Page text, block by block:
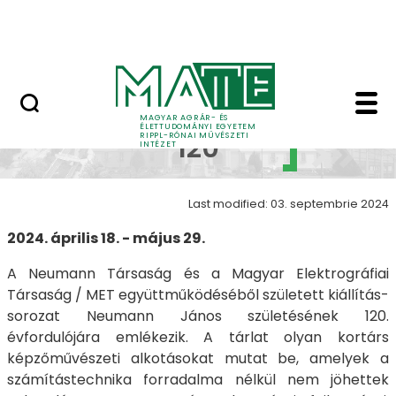
MAGYAR AGRÁR- ÉS
ÉLETTUDOMÁNYI EGYETEM
RIPPL-RÓNAI MŰVÉSZETI
INTÉZET
Neumann 120 -
Neumann
120
Last modified: 03. septembrie 2024
2024. április 18. - május 29.
A Neumann Társaság és a Magyar Elektrográfiai
Társaság / MET együttműködéséből született kiállítás-
sorozat Neumann János születésének 120.
évfordulójára emlékezik. A tárlat olyan kortárs
képzőművészeti alkotásokat mutat be, amelyek a
számítástechnika forradalma nélkül nem jöhettek